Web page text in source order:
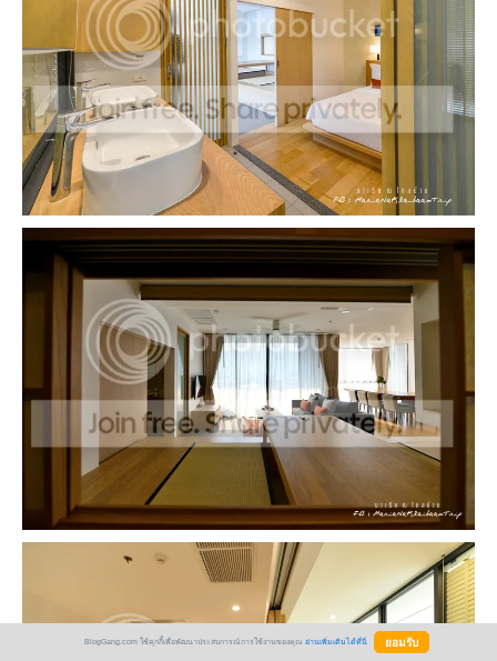
BlogGang.com ใช้คุกกี้เพื่อพัฒนาประสบการณ์การใช้งานของคุณ อ่านเพิ่มเติมได้ที่นี่